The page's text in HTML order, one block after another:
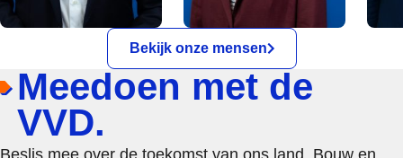
Bekijk onze mensen
Meedoen met de
VVD.